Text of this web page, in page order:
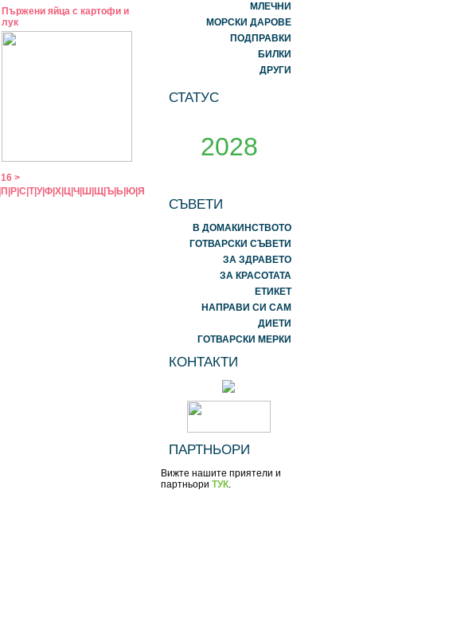
Пържени яйца с картофи и
лук
16>
П Р С Т|У|Ф Х Ц Ч Ш Щ Ъ Ь Ю Я
МЛЕЧНИ
МОРСКИ ДАРОВЕ
ПОДПРАВКИ
БИЛКИ
ДРУГИ
СТАТУС
2028
СЪВЕТИ
В ДОМАКИНСТВОТО
ГОТВАРСКИ СЪВЕТИ
ЗА ЗДРАВЕТО
ЗА КРАСОТАТА
ЕТИКЕТ
НАПРАВИ СИ САМ
ДИЕТИ
ГОТВАРСКИ МЕРКИ
КОНТАКТИ
ПАРТНЬОРИ
Вижте нашите приятели и
партньори ТУК.